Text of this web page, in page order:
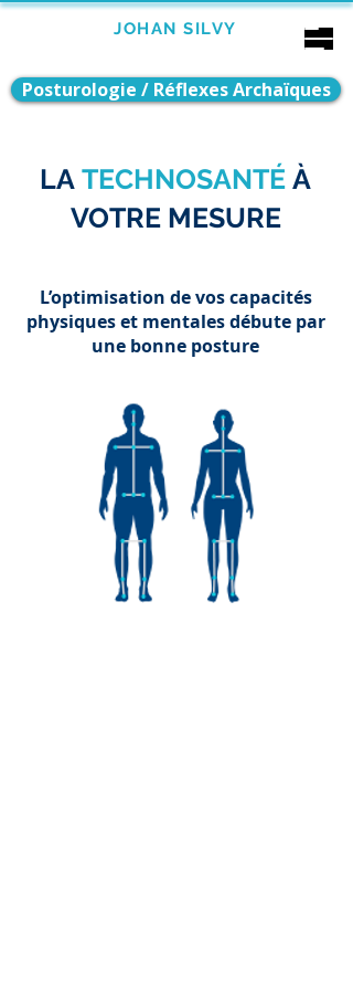
JOHAN SILVY
Posturologie / Réflexes Archaïques
À propos
LA TECHNOSANTÉ À
VOTRE MESURE
L’optimisation de vos capacités
physiques et mentales débute par
une bonne posture